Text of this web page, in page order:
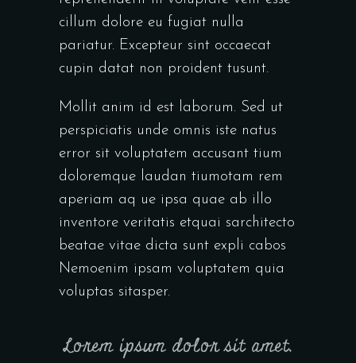
cillum dolore eu fugiat nulla
pariatur. Excepteur sint occaecat
cupin datat non proident tusunt.
Mollit anim id est laborum. Sed ut
perspiciatis unde omnis iste natus
error sit voluptatem accusant tium
doloremque laudan tiumotam rem
aperiam aq ue ipsa quae ab illo
inventore veritatis etquai sarchitecto
beatae vitae dicta sunt expli cabos
Nemoenim ipsam voluptatem quia
voluptas sitasper.
Lorem ipsum dolor sit amet,